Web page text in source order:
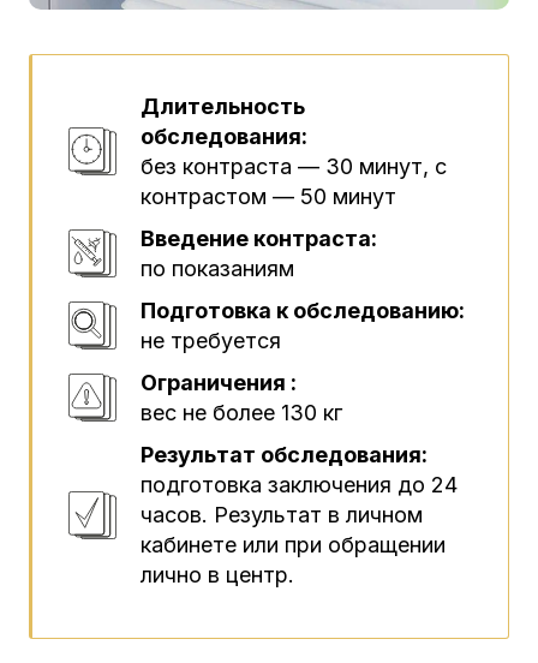
Длительность
обследования:
без контраста — 30 минут, с
контрастом — 50 минут
Введение контраста:
по показаниям
Подготовка к обследованию:
не требуется
Ограничения :
вес не более 130 кг
Результат обследования:
подготовка заключения до 24
часов. Результат в личном
кабинете или при обращении
лично в центр.